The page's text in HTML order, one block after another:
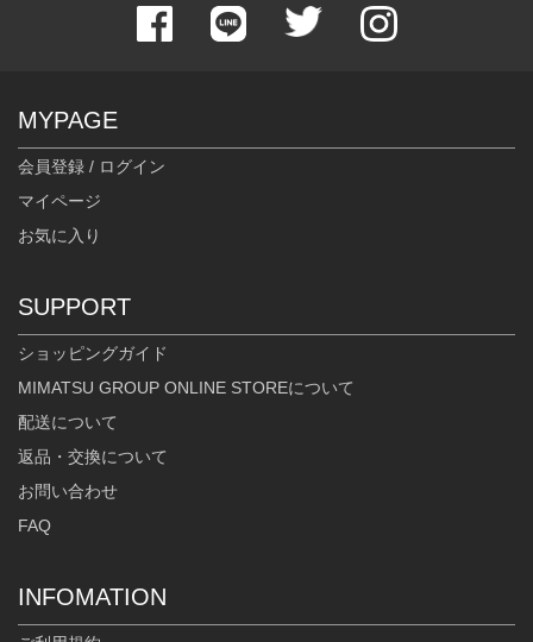
MYPAGE
会員登録 / ログイン
マイページ
お気に入り
SUPPORT
ショッピングガイド
MIMATSU GROUP ONLINE STOREについて
配送について
返品・交換について
お問い合わせ
FAQ
INFOMATION